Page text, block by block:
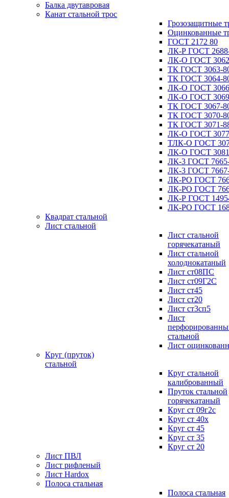
Балка двутавровая
Канат стальной трос
Грозозащитные
Оцинкованные
ГОСТ 2172 80
ЛК-Р ГОСТ
ЛК-О ГОСТ
ТК ГОСТ 3063-
ТК ГОСТ 3064-
ЛК-О ГОСТ
ЛК-О ГОСТ
ТК ГОСТ 3067-
ТК ГОСТ 3070-
ТК ГОСТ 3071-
ЛК-О ГОСТ
ТЛК-О ГОСТ
ЛК-О ГОСТ
ЛК-3 ГОСТ
ЛК-3 ГОСТ
ЛК-РО ГОСТ
ЛК-РО ГОСТ
ЛК-Р ГОСТ
ЛК-РО ГОСТ
Квадрат стальной
Лист стальной
Лист стальной
горячекатаный
Лист стальной
холоднокатаный
Лист ст08ПС
Лист ст09Г2С
Лист ст45
Лист ст20
Лист ст3сп5
Лист
стальной
Лист
Круг (пруток)
стальной
Круг стальной
калиброванный
Пруток стальной
горячекатаный
Круг ст 09г2с
Круг ст 40х
Круг ст 45
Круг ст 35
Круг ст 20
Лист ПВЛ
Лист рифленый
Лист Hardox
Полоса стальная
Полоса стальная